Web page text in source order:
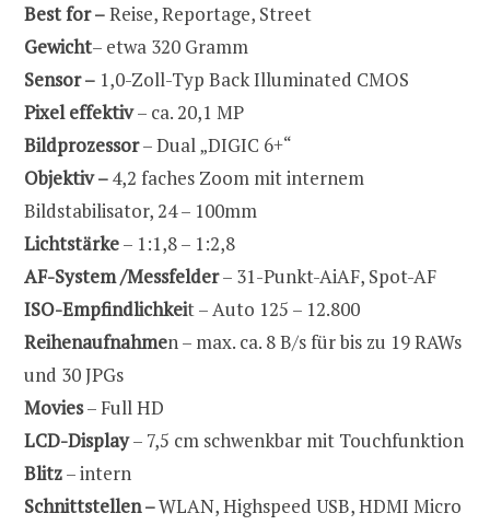
Best for –Reise, Reportage, Street
Gewicht– etwa 320 Gramm
Sensor – 1,0-Zoll-Typ Back Illuminated CMOS
Pixel effektiv– ca. 20,1 MP
Bildprozessor– Dual „DIGIC 6+“
Objektiv –4,2 faches Zoom mit internem
Bildstabilisator, 24 – 100mm
Lichtstärke– 1:1,8 – 1:2,8
AF-System /Messfelder– 31-Punkt-AiAF, Spot-AF
ISO-Empfindlichkeit – Auto 125 – 12.800
Reihenaufnahmen – max. ca. 8 B/s für bis zu 19 RAWs
und 30 JPGs
Movies– Full HD
LCD-Display– 7,5 cm schwenkbar mit Touchfunktion
Blitz– intern
Schnittstellen –WLAN, Highspeed USB, HDMI Micro